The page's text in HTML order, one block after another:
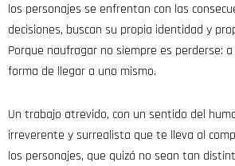
los personajes se enfrentan con las
decisiones, buscan su propia identidad y
Porque naufragar no siempre es perderse:
forma de llegar a uno mismo.
Un trabajo atrevido, con un sentido del
irreverente y surrealista que te lleva al
los personajes, que quizá no sean tan